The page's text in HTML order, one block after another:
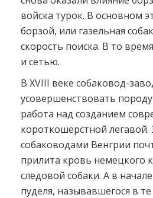
войска турок. В основном
борзой, или газельная
скорость поиска. В то
и сетью.
В XVIII веке собаковод-
усовершенствовать
работа над созданием
короткошерстной
собаководами Венгрии
прилита кровь немецкого
следовой собаки. А в
пуделя, называвшегося в